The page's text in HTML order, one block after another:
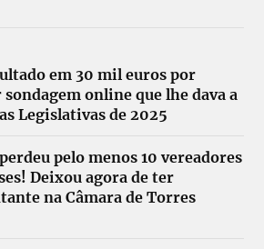
em 30 mil euros por
online que lhe dava a
Legislativas de 2025
pelo menos 10 vereadores
Deixou agora de ter
na Câmara de Torres